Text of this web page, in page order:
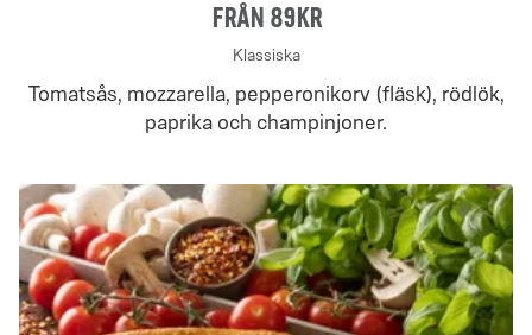
Från 89Kr
Klassiska
Tomatsås, mozzarella, pepperonikorv (fläsk), rödlök,
paprika och champinjoner.